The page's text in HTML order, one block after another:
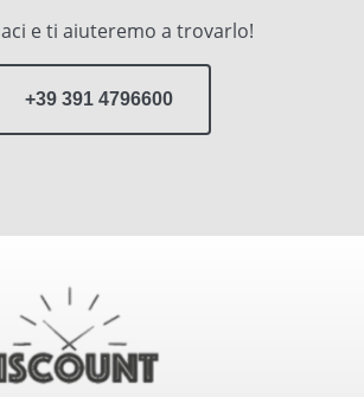
e ti aiuteremo a trovarlo!
+39 391 4796600